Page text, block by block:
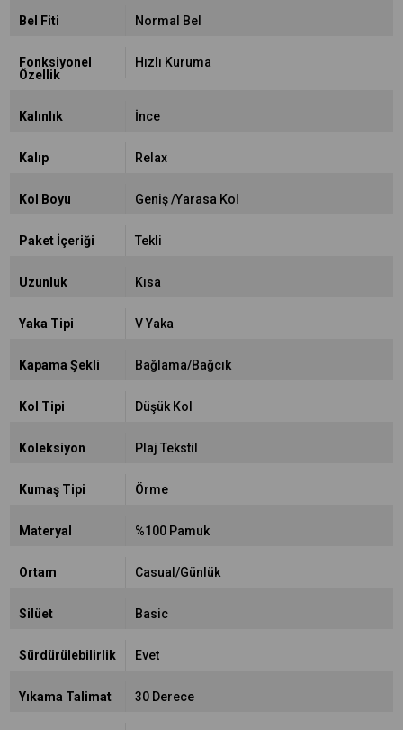
Bel Fiti Normal Bel
Fonksiyonel
Özellik
Hızlı Kuruma
Kalınlık İnce
Kalıp Relax
Kol Boyu Geniş /Yarasa Kol
Paket İçeriği Tekli
Uzunluk Kısa
Yaka Tipi V Yaka
Kapama Şekli Bağlama/Bağcık
Kol Tipi Düşük Kol
Koleksiyon Plaj Tekstil
Kumaş Tipi Örme
Materyal %100 Pamuk
Ortam Casual/Günlük
Silüet Basic
Sürdürülebilirlik Evet
Yıkama Talimat 30 Derece